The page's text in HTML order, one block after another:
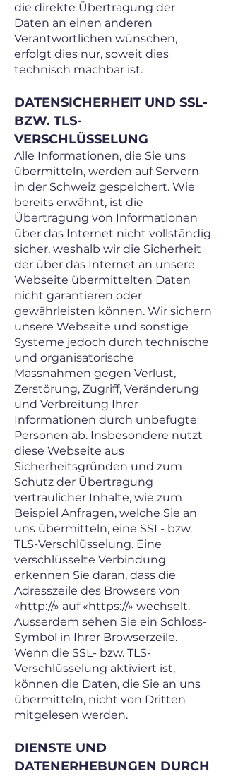
die direkte Übertragung der
Daten an einen anderen
Verantwortlichen wünschen,
erfolgt dies nur, soweit dies
technisch machbar ist.
DATENSICHERHEIT UND SSL-
BZW. TLS-
VERSCHLÜSSELUNG
Alle Informationen, die Sie uns
übermitteln, werden auf Servern
in der Schweiz gespeichert. Wie
bereits erwähnt, ist die
Übertragung von Informationen
über das Internet nicht vollständig
sicher, weshalb wir die Sicherheit
der über das Internet an unsere
Webseite übermittelten Daten
nicht garantieren oder
gewährleisten können. Wir sichern
unsere Webseite und sonstige
Systeme jedoch durch technische
und organisatorische
Massnahmen gegen Verlust,
Zerstörung, Zugriff, Veränderung
und Verbreitung Ihrer
Informationen durch unbefugte
Personen ab. Insbesondere nutzt
diese Webseite aus
Sicherheitsgründen und zum
Schutz der Übertragung
vertraulicher Inhalte, wie zum
Beispiel Anfragen, welche Sie an
uns übermitteln, eine SSL- bzw.
TLS-Verschlüsselung. Eine
verschlüsselte Verbindung
erkennen Sie daran, dass die
Adresszeile des Browsers von
«http://» auf «https://» wechselt.
Ausserdem sehen Sie ein Schloss-
Symbol in Ihrer Browserzeile.
Wenn die SSL- bzw. TLS-
Verschlüsselung aktiviert ist,
können die Daten, die Sie an uns
übermitteln, nicht von Dritten
mitgelesen werden.
DIENSTE UND
DATENERHEBUNGEN DURCH